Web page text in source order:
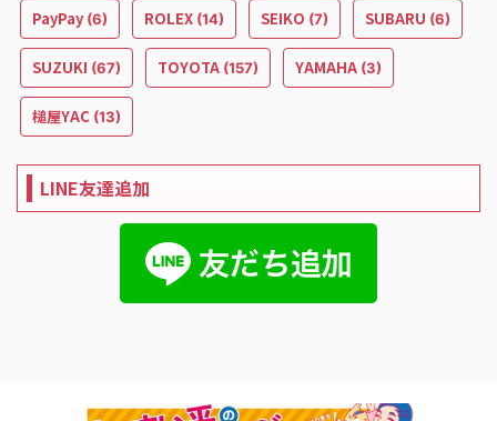
PayPay(6) ROLEX (14) SEIKO (7) SUBARU (6)
SUZUKI (67) TOYOTA (157) YAMAHA (3)
槌屋YAC (13)
LINE友達追加